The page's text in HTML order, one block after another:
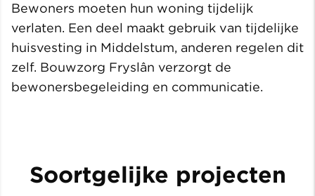
Bewoners moeten hun woning tijdelijk
verlaten. Een deel maakt gebruik van tijdelijke
huisvesting in Middelstum, anderen regelen dit
zelf. Bouwzorg Fryslân verzorgt de
bewonersbegeleiding en communicatie.
Soortgelijke projecten